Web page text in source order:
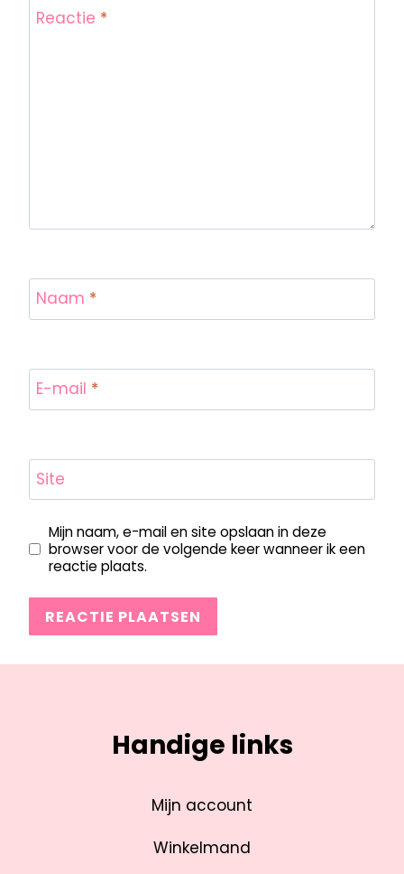
Reactie *
Naam *
E-mail *
Site
Mijn naam, e-mail en site opslaan in deze
browser voor de volgende keer wanneer ik een
reactie plaats.
Handige links
Mijn account
Winkelmand